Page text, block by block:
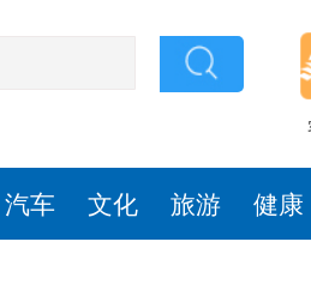
汽车 文化 旅游 健康